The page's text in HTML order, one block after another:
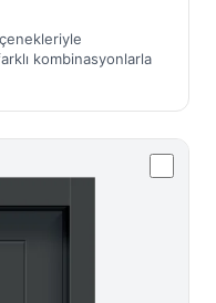
kombinasyonlarla